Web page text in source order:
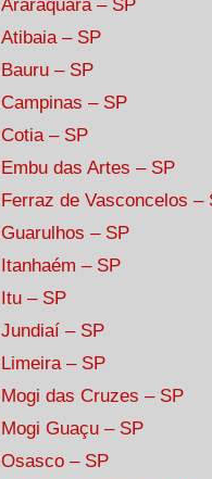
Araraquara – SP
Atibaia – SP
Bauru – SP
Campinas – SP
Cotia – SP
Embu das Artes – SP
Ferraz de Vasconcelos –
Guarulhos – SP
Itanhaém – SP
Itu – SP
Jundiaí – SP
Limeira – SP
Mogi das Cruzes – SP
Mogi Guaçu – SP
Osasco – SP